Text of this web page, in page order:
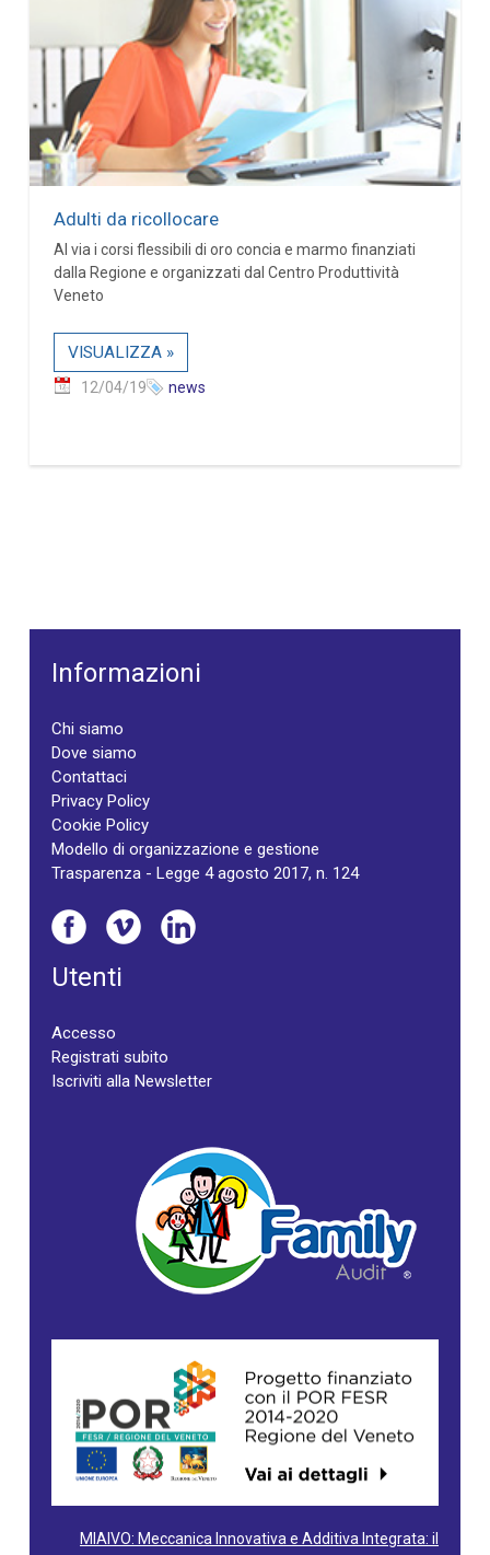
Adulti da ricollocare
Al via i corsi flessibili di oro concia e marmo finanziati
dalla Regione e organizzati dal Centro Produttività
Veneto
VISUALIZZA »
12/04/19 news
Informazioni
Chi siamo
Dove siamo
Contattaci
Privacy Policy
Cookie Policy
Modello di organizzazione e gestione
Trasparenza - Legge 4 agosto 2017, n. 124
Utenti
Accesso
Registrati subito
Iscriviti alla Newsletter
MIAIVO: Meccanica Innovativa e Additiva Integrata: il